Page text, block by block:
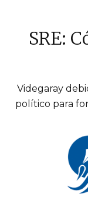
SRE:
Videgaray
político para